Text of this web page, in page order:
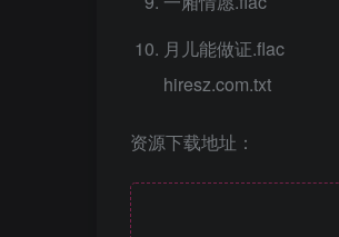
月儿能做证.flac
hiresz.com.txt
资源下载地址：